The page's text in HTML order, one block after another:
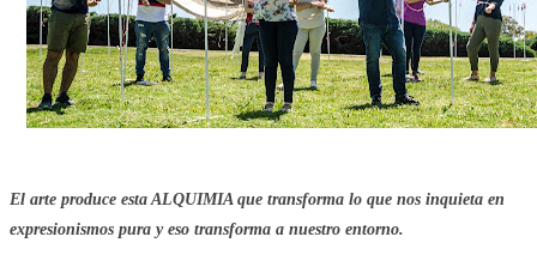
El arte produce esta ALQUIMIA que transforma lo que nos inquieta en
expresionismos pura y eso transforma a nuestro entorno.